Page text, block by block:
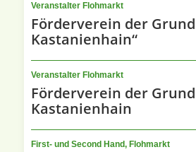
Veranstalter Flohmarkt
Förderverein der
Kastanienhain“
Veranstalter Flohmarkt
Förderverein der
Kastanienhain
First- und Second Hand, Flohmarkt